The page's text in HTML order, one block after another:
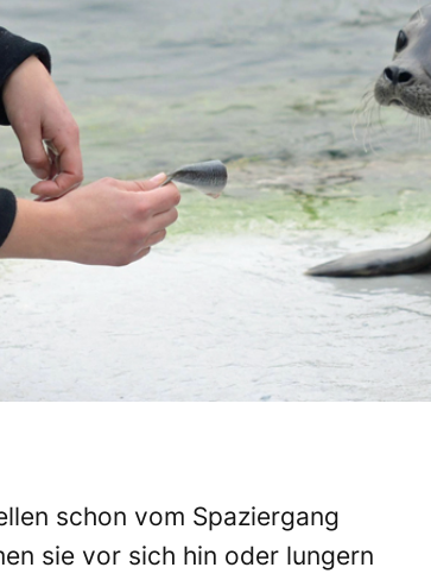
schon vom Spaziergang
sie vor sich hin oder lungern